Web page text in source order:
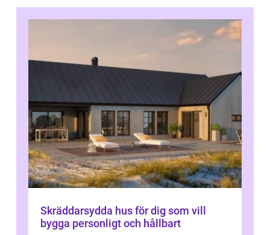
Skräddarsydda hus för dig som vill
bygga personligt och hållbart